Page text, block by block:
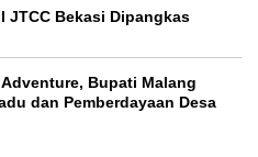
JTCC Bekasi Dipangkas
Bupati Malang
dan Pemberdayaan Desa